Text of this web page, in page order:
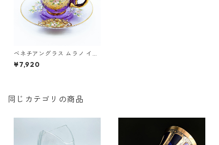
ベネチアングラス ムラノ イタ
リア カップ＆ソーサー ラベン
ダー 金彩 花紋 ヴェネチアガラ
¥7,920
同じカテゴリの商品